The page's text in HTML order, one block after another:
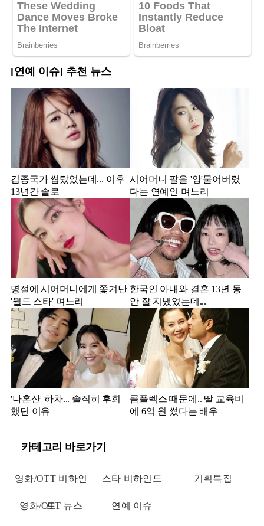
[연예 이슈] 추천 뉴스
김종국가 썸탔었는데... 이후
13년간 솔로
시어머니 팔을 '앙'물어버렸
다는 연예인 며느리
명절에 시어머니에게 쫓겨난
'월드 스타' 며느리
한국인 아내와 결혼 13년 동
안 잘 지냈었는데...
'나혼산' 하차... 솔직히 후회
했던 이유
콤플렉스 때문에.. 딸 교육비
에 6억 원 썼다는 배우
카테고리 바로가기
영화/OTT 비하인
드
스타 비하인드 기획특집
영화/OTT 뉴스 연예 이슈